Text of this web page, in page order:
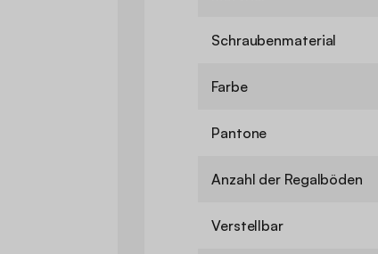
Schraubenmaterial
Farbe
Pantone
Anzahl der Regalböden
Verstellbar